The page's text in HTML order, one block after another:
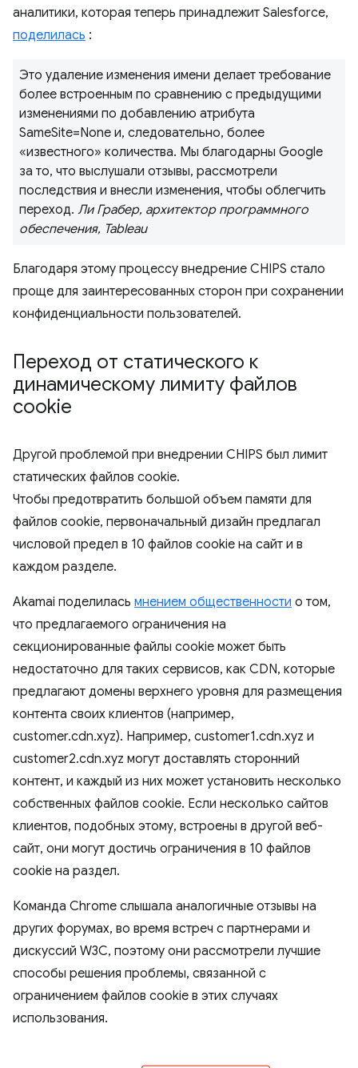
аналитики, которая теперь принадлежит Salesforce,
поделилась :
Это удаление изменения имени делает требование
более встроенным по сравнению с предыдущими
изменениями по добавлению атрибута
SameSite=None и, следовательно, более
«известного» количества. Мы благодарны Google
за то, что выслушали отзывы, рассмотрели
последствия и внесли изменения, чтобы облегчить
переход. Ли Грабер, архитектор программного
обеспечения, Tableau
Благодаря этому процессу внедрение CHIPS стало
проще для заинтересованных сторон при сохранении
конфиденциальности пользователей.
Переход от статического к
динамическому лимиту файлов
cookie
Другой проблемой при внедрении CHIPS был лимит
статических файлов cookie.
Чтобы предотвратить большой объем памяти для
файлов cookie, первоначальный дизайн предлагал
числовой предел в 10 файлов cookie на сайт и в
каждом разделе.
Akamai поделилась мнением общественности о том,
что предлагаемого ограничения на
секционированные файлы cookie может быть
недостаточно для таких сервисов, как CDN, которые
предлагают домены верхнего уровня для размещения
контента своих клиентов (например,
customer.cdn.xyz). Например, customer1.cdn.xyz и
customer2.cdn.xyz могут доставлять сторонний
контент, и каждый из них может установить несколько
собственных файлов cookie. Если несколько сайтов
клиентов, подобных этому, встроены в другой веб-
сайт, они могут достичь ограничения в 10 файлов
cookie на раздел.
Команда Chrome слышала аналогичные отзывы на
других форумах, во время встреч с партнерами и
дискуссий W3C, поэтому они рассмотрели лучшие
способы решения проблемы, связанной с
ограничением файлов cookie в этих случаях
использования.